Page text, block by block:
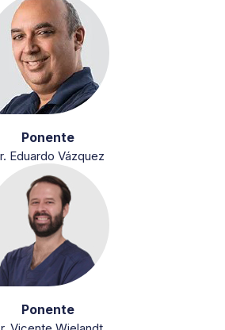
Ponente
Eduardo Vázquez
Ponente